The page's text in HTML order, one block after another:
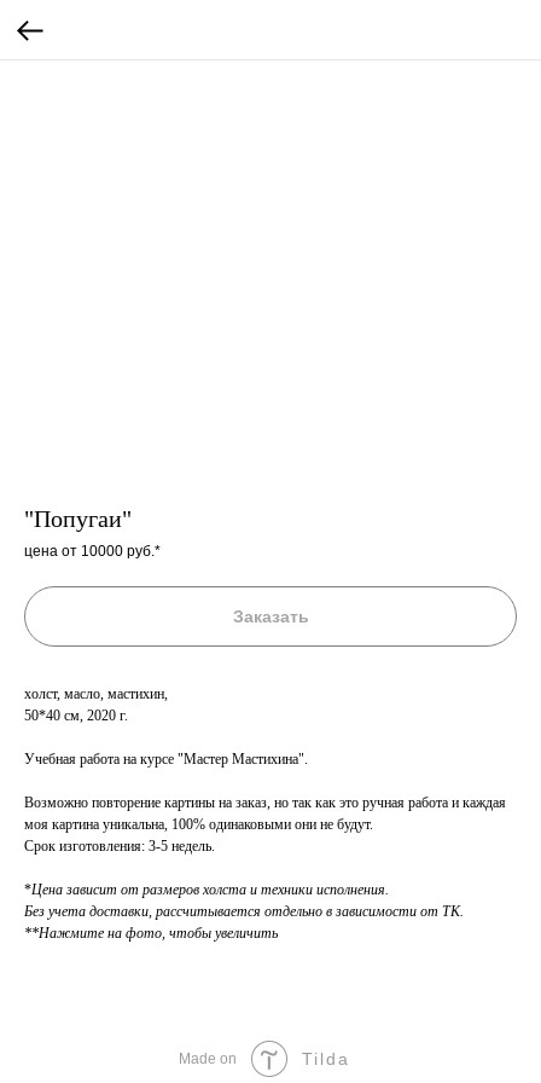
"Попугаи"
цена от 10000 руб.*
Заказать
холст, масло, мастихин,
50*40 см, 2020 г.
Учебная работа на курсе "Мастер Мастихина".
Возможно повторение картины на заказ, но так как это ручная работа и каждая
моя картина уникальна, 100% одинаковыми они не будут.
Срок изготовления: 3-5 недель.
*Цена зависит от размеров холста и техники исполнения.
Без учета доставки, рассчитывается отдельно в зависимости от ТК.
**Нажмите на фото, чтобы увеличить
Made on Tilda